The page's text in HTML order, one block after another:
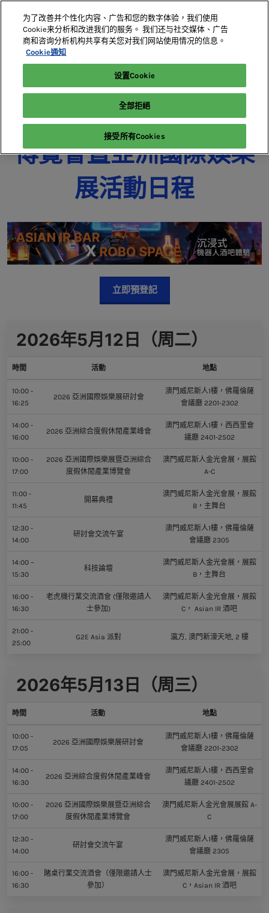
2027年5月18-20日
澳門威尼斯人
亞洲綜合度假休閒產業
博覽會暨亞洲國際娛樂
展活動日程
立即預登記
2026年5月12日（周二）
時間 活動 地點
10:00 -
16:25
2026 亞洲國際娛樂展研討會
澳門威尼斯人1樓，佛羅倫薩
會議廳 2201-2302
14:00 -
16:00
2026 亞洲綜合度假休閒產業峰會
澳門威尼斯人1樓，西西里會
議廳 2401-2502
10:00 -
17:00
2026 亞洲國際娛樂展暨亞洲綜合
度假休閒產業博覽會
澳門威尼斯人金光會展，展館
A-C
11:00 -
11:45
開幕典禮
澳門威尼斯人金光會展，展館
B，主舞台
12:30 -
14:00
研討會交流午宴
澳門威尼斯人1樓，佛羅倫薩
會議廳 2305
14:00 –
15:30
科技論壇
澳門威尼斯人金光會展，展館
B，主舞台
16:00 -
16:30
老虎機行業交流酒會 (僅限邀請人
士參加)
澳門威尼斯人金光會展，展館
C， Asian IR 酒吧
21:00 -
25:00
G2E Asia 派對 瀛方, 澳門新濠天地, 2 樓
2026年5月13日（周三）
時間 活動 地點
10:00 -
17:05
2026 亞洲國際娛樂展研討會
澳門威尼斯人1樓，佛羅倫薩
會議廳 2201-2302
14:00 -
16:30
2026 亞洲綜合度假休閒產業峰會
澳門威尼斯人1樓，西西里會
議廳 2401-2502
10:00 -
17:00
2026 亞洲國際娛樂展暨亞洲綜合
度假休閒產業博覽會
澳門威尼斯人金光會展展館 A-
C
12:30 -
14:00
研討會交流午宴
澳門威尼斯人1樓，佛羅倫薩
會議廳 2305
16:00 -
16:30
賭桌行業交流酒會（僅限邀請人士
參加）
澳門威尼斯人金光會展，展館
C，Asian IR 酒吧
为了改善并个性化内容、广告和您的数字体验，我们使用
Cookie来分析和改进我们的服务。 我们还与社交媒体、广告
商和咨询分析机构共享有关您对我们网站使用情况的信息。
Cookie通知
设置Cookie
全部拒絕
接受所有Cookies